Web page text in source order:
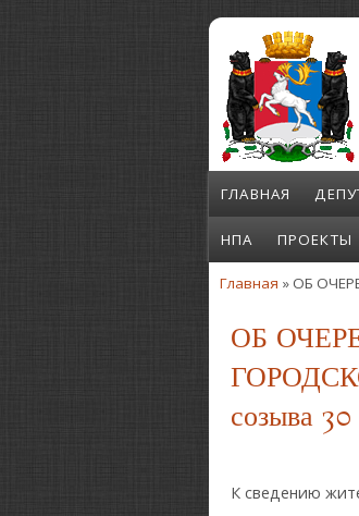
Перейти к основному содержанию
ГЛАВНАЯ
НПА ПРОЕКТЫ
Главная » ОБ
ОБ
созыва
К сведению